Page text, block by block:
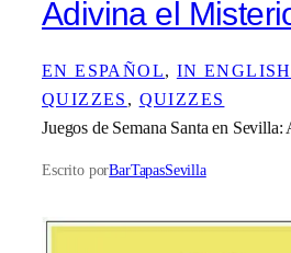
Adivina el
EN ESPAÑOL, IN ENGLISH
QUIZZES , QUIZZES
Juegos de Semana Santa en
Escrito porBarTapasSevilla